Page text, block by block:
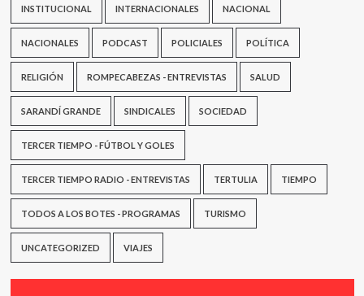
INSTITUCIONAL INTERNACIONALES NACIONAL
NACIONALES PODCAST POLICIALES POLÍTICA
RELIGIÓN ROMPECABEZAS - ENTREVISTAS SALUD
SARANDÍ GRANDE SINDICALES SOCIEDAD
TERCER TIEMPO - FÚTBOL Y GOLES
TERCER TIEMPO RADIO - ENTREVISTAS TERTULIA TIEMPO
TODOS A LOS BOTES - PROGRAMAS TURISMO
UNCATEGORIZED VIAJES